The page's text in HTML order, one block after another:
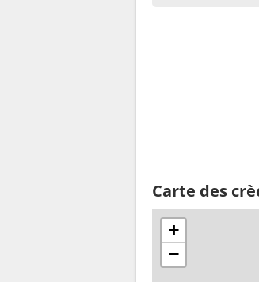
Carte des
+
−